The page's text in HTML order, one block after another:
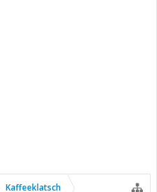
Kaffeeklatsch